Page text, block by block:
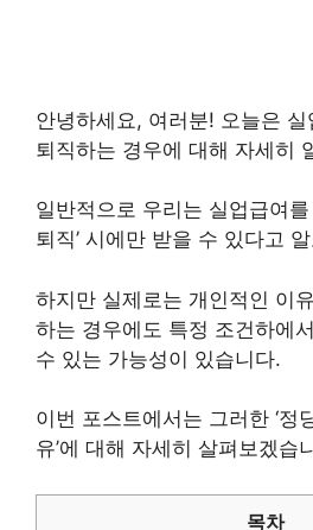
안녕하세요, 여러분! 오늘은
퇴직하는 경우에 대해 자세히
일반적으로 우리는 실업급여
퇴직’ 시에만 받을 수 있다고
하지만 실제로는 개인적인 이
하는 경우에도 특정 조건하에
수 있는 가능성이 있습니다.
이번 포스트에서는 그러한 ‘정
유’에 대해 자세히 살펴보겠습
목차